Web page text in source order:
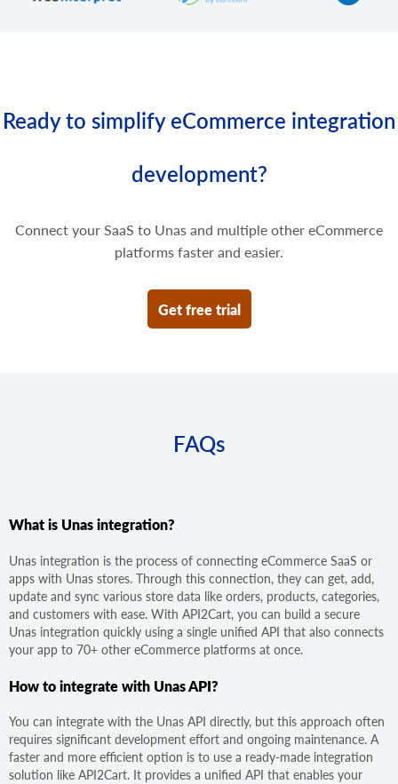
product.variant.price.update
product.variant.price.delete
Ready to simplify eCommerce integration
development?
Connect your SaaS to Unas and multiple other eCommerce
platforms faster and easier.
Get free trial
FAQs
What is Unas integration?
Unas integration is the process of connecting eCommerce SaaS or
apps with Unas stores. Through this connection, they can get, add,
update and sync various store data like orders, products, categories,
and customers with ease. With API2Cart, you can build a secure
Unas integration quickly using a single unified API that also connects
your app to 70+ other eCommerce platforms at once.
How to integrate with Unas API?
You can integrate with the Unas API directly, but this approach often
requires significant development effort and ongoing maintenance. A
faster and more efficient option is to use a ready-made integration
solution like API2Cart. It provides a unified API that enables your